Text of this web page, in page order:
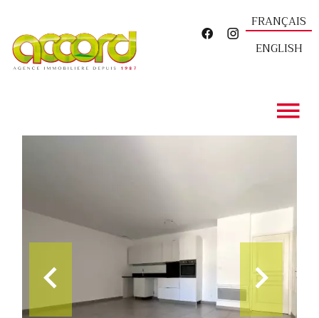
FRANÇAIS
ENGLISH